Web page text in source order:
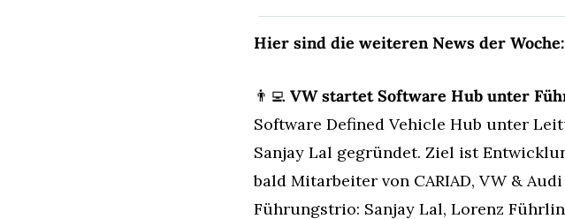
Hier sind die weiteren News der Woche:
👨‍💻 VW startet Software Hub unter
Software Defined Vehicle Hub unter
Sanjay Lal gegründet. Ziel ist
bald Mitarbeiter von CARIAD, VW &
Führungstrio: Sanjay Lal, Lorenz